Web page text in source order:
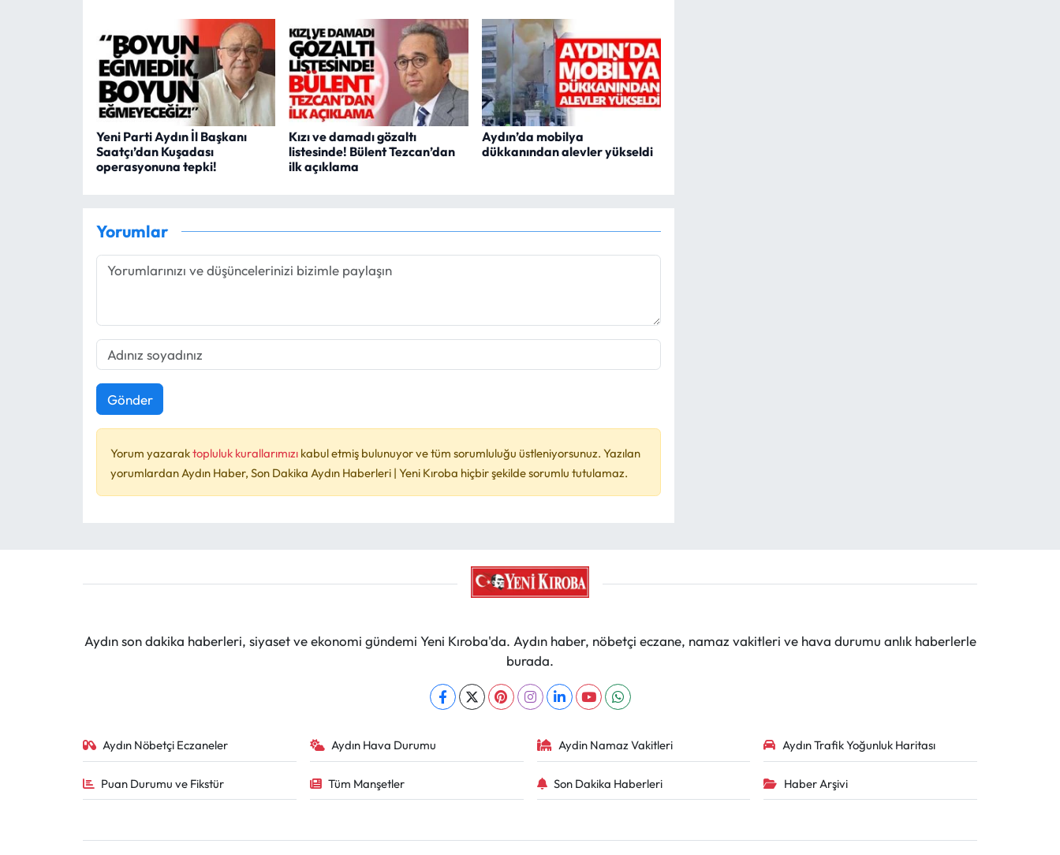
Yeni Parti Aydın İl Başkanı
Saatçı’dan Kuşadası
operasyonuna tepki!
Kızı ve damadı gözaltı
listesinde! Bülent Tezcan’dan
ilk açıklama
Aydın’da mobilya
dükkanından alevler yükseldi
Yorumlar
Gönder
Yorum yazaraktopluluk kurallarımızı kabul etmiş bulunuyor ve tüm sorumluluğu üstleniyorsunuz. Yazılan
yorumlardan Aydın Haber, Son Dakika Aydın Haberleri | Yeni Kıroba hiçbir şekilde sorumlu tutulamaz.
Aydın son dakika haberleri, siyaset ve ekonomi gündemi Yeni Kıroba'da. Aydın haber, nöbetçi eczane, namaz vakitleri ve hava durumu anlık haberlerle
burada.
Aydın Nöbetçi Eczaneler Aydın Hava Durumu Aydin Namaz Vakitleri Aydın Trafik Yoğunluk Haritası
Puan Durumu ve Fikstür Tüm Manşetler Son Dakika Haberleri Haber Arşivi